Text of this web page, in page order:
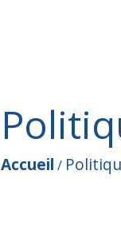
Accueil /